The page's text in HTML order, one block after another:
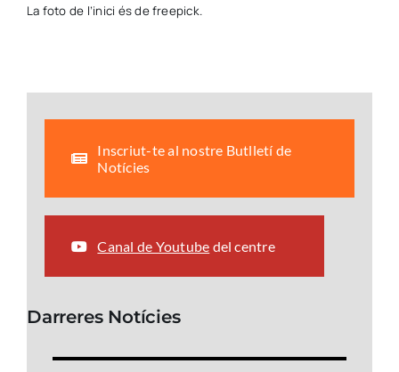
La foto de l’inici és de freepick.
Inscriut-te al nostre Butlletí de
Notícies
Canal de Youtube del centre
Darreres Notícies